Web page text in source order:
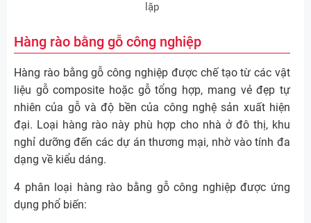
lặp
Hàng rào bằng gỗ công nghiệp
Hàng rào bằng gỗ công nghiệp được chế tạo từ các vật
liệu gỗ composite hoặc gỗ tổng hợp, mang vẻ đẹp tự
nhiên của gỗ và độ bền của công nghệ sản xuất hiện
đại. Loại hàng rào này phù hợp cho nhà ở đô thị, khu
nghỉ dưỡng đến các dự án thương mại, nhờ vào tính đa
dạng về kiểu dáng.
4 phân loại hàng rào bằng gỗ công nghiệp được ứng
dụng phổ biến: